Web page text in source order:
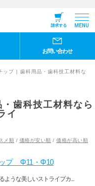
請求する MENU
お問い合わせ
ップ | 歯科用品・歯科技工材料な
歯科技工材料なら
イ
メ順 / 価格が安い順 / 価格が高い順
ップ Φ11・Φ10
ような美しいストライプカ...